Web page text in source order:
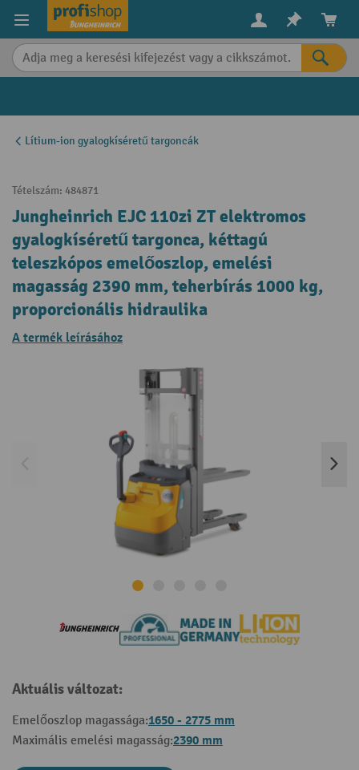
content
Lítium-ion gyalogkíséretű targoncák
Tételszám: 484871
Jungheinrich EJC 110zi ZT elektromos
gyalogkíséretű targonca, kéttagú
teleszkópos emelőoszlop, emelési
magasság 2390 mm, teherbírás 1000 kg,
proporcionális hidraulika
A termék leírásához
Aktuális változat:
Emelőoszlop magassága:1650 - 2775 mm
Maximális emelési magasság:2390 mm